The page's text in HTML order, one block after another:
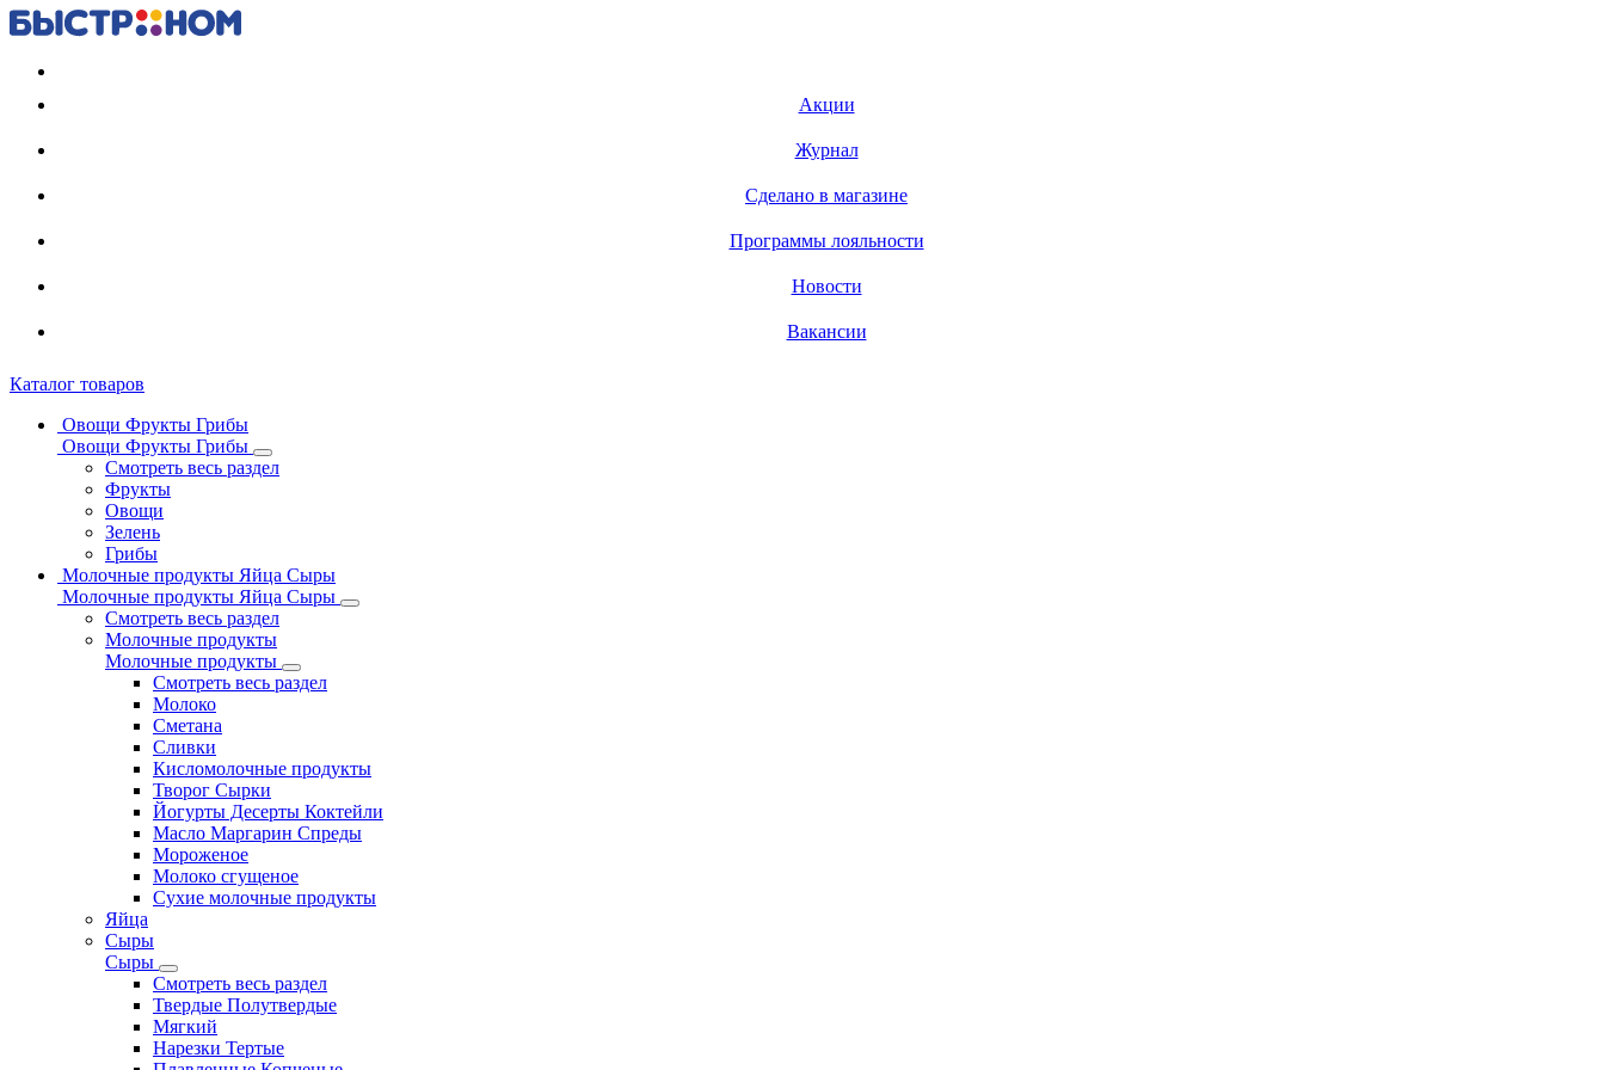
Акции
Журнал
Сделано в магазине
Программы лояльности
Новости
Вакансии
Каталог товаров
Овощи Фрукты Грибы
Овощи Фрукты Грибы
Смотреть весь раздел
Фрукты
Овощи
Зелень
Грибы
Молочные продукты Яйца Сыры
Молочные продукты Яйца Сыры
Смотреть весь раздел
Молочные продукты
Молочные продукты
Смотреть весь раздел
Молоко
Сметана
Сливки
Кисломолочные продукты
Творог Сырки
Йогурты Десерты Коктейли
Масло Маргарин Спреды
Мороженое
Молоко сгущеное
Сухие молочные продукты
Яйца
Сыры
Сыры
Смотреть весь раздел
Твердые Полутвердые
Мягкий
Нарезки Тертые